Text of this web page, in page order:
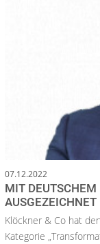
07.12.2022
MIT
AUSGEZEICHNET
Klöckner & Co hat
Kategorie